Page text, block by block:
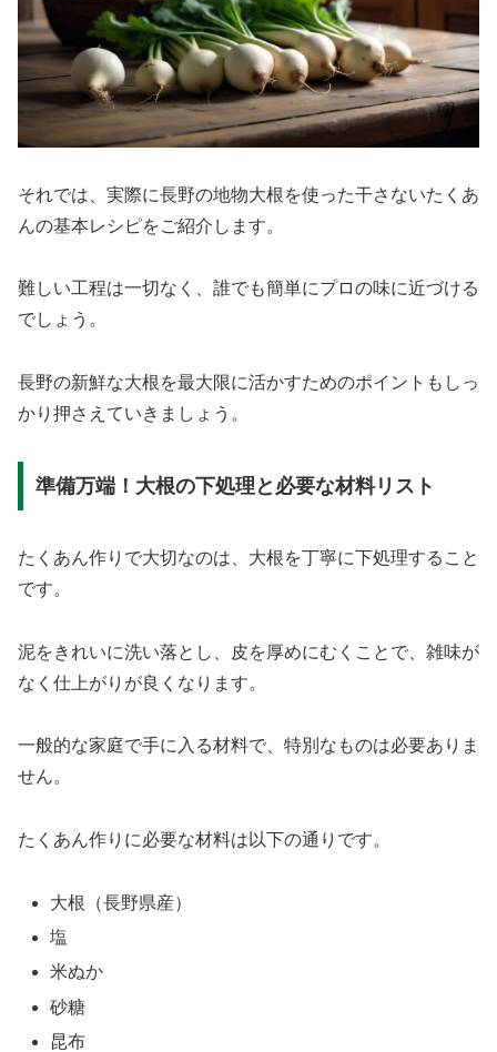
それでは、実際に長野の地物大根を使った干さないたくあ
んの基本レシピをご紹介します。
難しい工程は一切なく、誰でも簡単にプロの味に近づける
でしょう。
長野の新鮮な大根を最大限に活かすためのポイントもしっ
かり押さえていきましょう。
準備万端！大根の下処理と必要な材料リスト
たくあん作りで大切なのは、大根を丁寧に下処理すること
です。
泥をきれいに洗い落とし、皮を厚めにむくことで、雑味が
なく仕上がりが良くなります。
一般的な家庭で手に入る材料で、特別なものは必要ありま
せん。
たくあん作りに必要な材料は以下の通りです。
大根（長野県産）
塩
米ぬか
砂糖
昆布